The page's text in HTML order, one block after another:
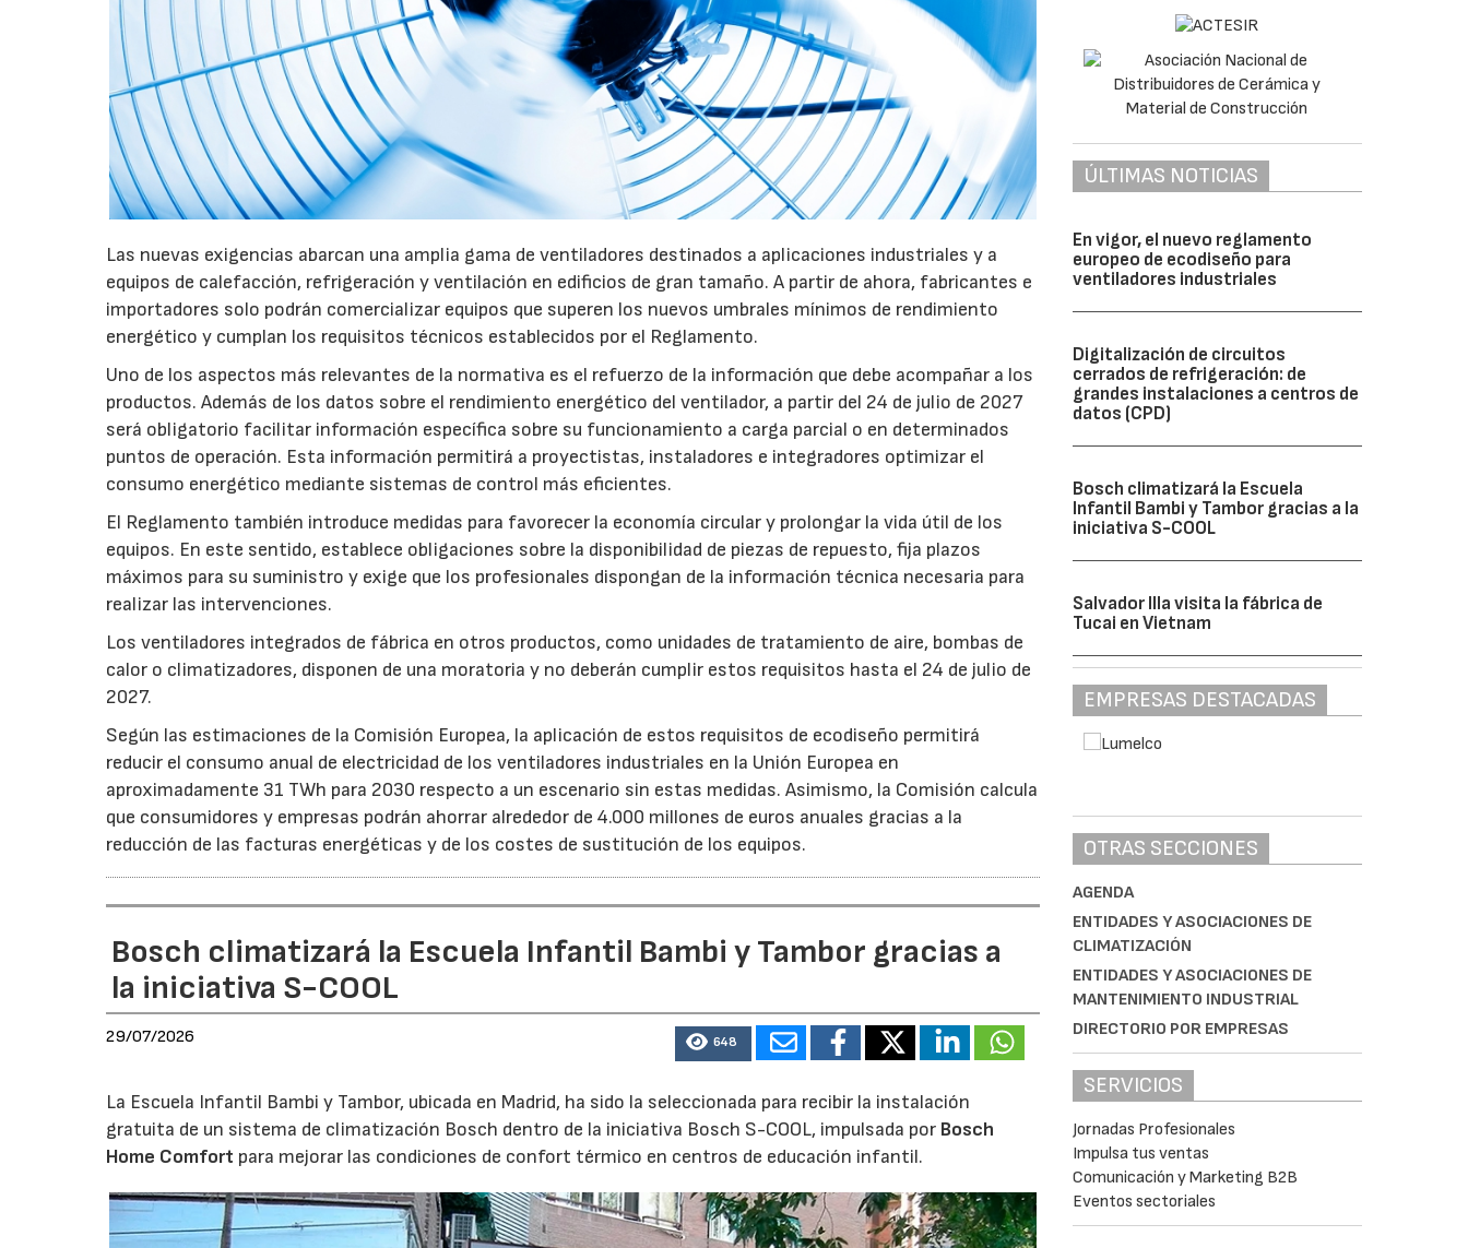
Las nuevas exigencias abarcan una amplia gama de ventiladores destinados a aplicaciones industriales y a
equipos de calefacción, refrigeración y ventilación en edificios de gran tamaño. A partir de ahora, fabricantes e
importadores solo podrán comercializar equipos que superen los nuevos umbrales mínimos de rendimiento
energético y cumplan los requisitos técnicos establecidos por el Reglamento.
Uno de los aspectos más relevantes de la normativa es el refuerzo de la información que debe acompañar a los
productos. Además de los datos sobre el rendimiento energético del ventilador, a partir del 24 de julio de 2027
será obligatorio facilitar información específica sobre su funcionamiento a carga parcial o en determinados
puntos de operación. Esta información permitirá a proyectistas, instaladores e integradores optimizar el
consumo energético mediante sistemas de control más eficientes.
El Reglamento también introduce medidas para favorecer la economía circular y prolongar la vida útil de los
equipos. En este sentido, establece obligaciones sobre la disponibilidad de piezas de repuesto, fija plazos
máximos para su suministro y exige que los profesionales dispongan de la información técnica necesaria para
realizar las intervenciones.
Los ventiladores integrados de fábrica en otros productos, como unidades de tratamiento de aire, bombas de
calor o climatizadores, disponen de una moratoria y no deberán cumplir estos requisitos hasta el 24 de julio de
2027.
Según las estimaciones de la Comisión Europea, la aplicación de estos requisitos de ecodiseño permitirá
reducir el consumo anual de electricidad de los ventiladores industriales en la Unión Europea en
aproximadamente 31 TWh para 2030 respecto a un escenario sin estas medidas. Asimismo, la Comisión calcula
que consumidores y empresas podrán ahorrar alrededor de 4.000 millones de euros anuales gracias a la
reducción de las facturas energéticas y de los costes de sustitución de los equipos.
Bosch climatizará la Escuela Infantil Bambi y Tambor gracias a
la iniciativa S-COOL
29/07/2026 648
La Escuela Infantil Bambi y Tambor, ubicada en Madrid, ha sido la seleccionada para recibir la instalación
gratuita de un sistema de climatización Bosch dentro de la iniciativa Bosch S-COOL, impulsada por Bosch
Home Comfort para mejorar las condiciones de confort térmico en centros de educación infantil.
ÚLTIMAS NOTICIAS
En vigor, el nuevo reglamento
europeo de ecodiseño para
ventiladores industriales
Digitalización de circuitos
cerrados de refrigeración: de
grandes instalaciones a centros de
datos (CPD)
Bosch climatizará la Escuela
Infantil Bambi y Tambor gracias a la
iniciativa S-COOL
Salvador Illa visita la fábrica de
Tucai en Vietnam
EMPRESAS DESTACADAS
OTRAS SECCIONES
AGENDA
ENTIDADES Y ASOCIACIONES DE
CLIMATIZACIÓN
ENTIDADES Y ASOCIACIONES DE
MANTENIMIENTO INDUSTRIAL
DIRECTORIO POR EMPRESAS
SERVICIOS
Jornadas Profesionales
Impulsa tus ventas
Comunicación y Marketing B2B
Eventos sectoriales